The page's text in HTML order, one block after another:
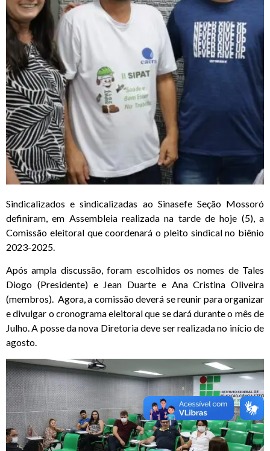
Sindicalizados e sindicalizadas ao Sinasefe Seção Mossoró
definiram, em Assembleia realizada na tarde de hoje (5), a
Comissão eleitoral que coordenará o pleito sindical no biênio
2023-2025.
Após ampla discussão, foram escolhidos os nomes de Tales
Diogo (Presidente) e Jean Duarte e Ana Cristina Oliveira
(membros). Agora, a comissão deverá se reunir para organizar
e divulgar o cronograma eleitoral que se dará durante o mês de
Julho. A posse da nova Diretoria deve ser realizada no início de
agosto.